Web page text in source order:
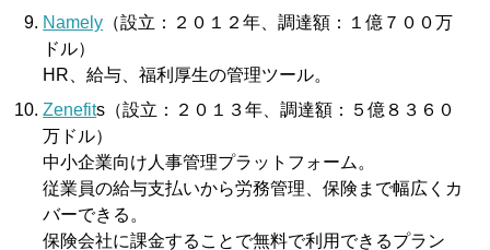
Namely （設立：２０１２年、調達額：１億７００万
ドル）
HR、給与、福利厚生の管理ツール。
Zenefits（設立：２０１３年、調達額：５億８３６０
万ドル）
中小企業向け人事管理プラットフォーム。
従業員の給与支払いから労務管理、保険まで幅広くカ
バーできる。
保険会社に課金することで無料で利用できるプラン